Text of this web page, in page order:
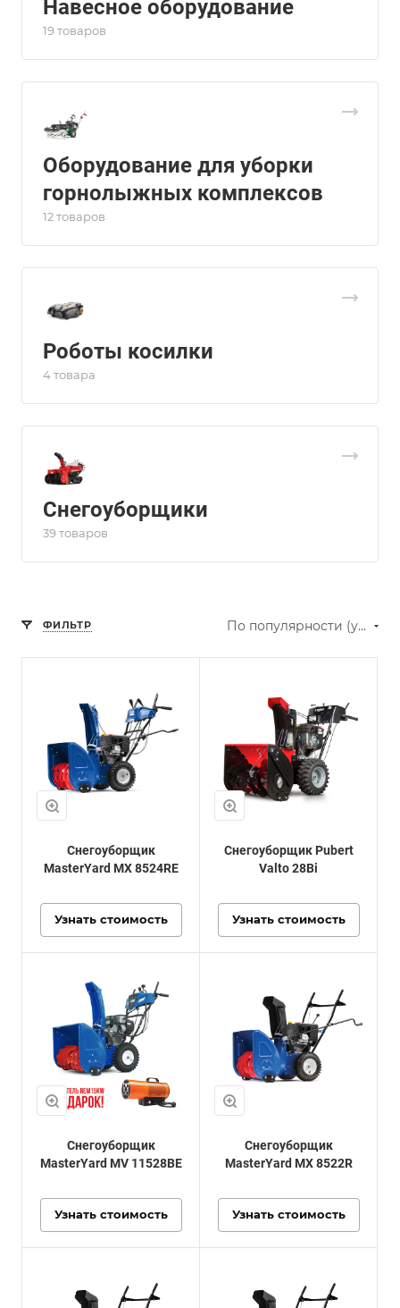
Навесное оборудование
19 товаров
Оборудование для уборки
горнолыжных комплексов
12 товаров
Роботы косилки
4 товара
Снегоуборщики
39 товаров
ФИЛЬТР По популярности (убывание)
Снегоуборщик
MasterYard MX 8524RE
Узнать стоимость
Снегоуборщик Pubert
Valto 28Bi
Узнать стоимость
Снегоуборщик
MasterYard MV 11528BE
Узнать стоимость
Снегоуборщик
MasterYard MX 8522R
Узнать стоимость